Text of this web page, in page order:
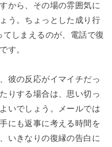
から、その場の雰囲気に
う。ちょっとした成り行
しまえるのが、電話で復
す。
彼の反応がイマイチだっ
りする場合は、思い切っ
いでしょう。メールでは
にも返事に考える時間を
いきなりの復縁の告白に